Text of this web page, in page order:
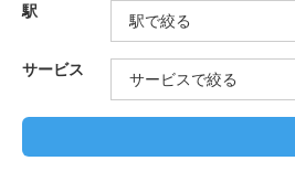
駅
サービス